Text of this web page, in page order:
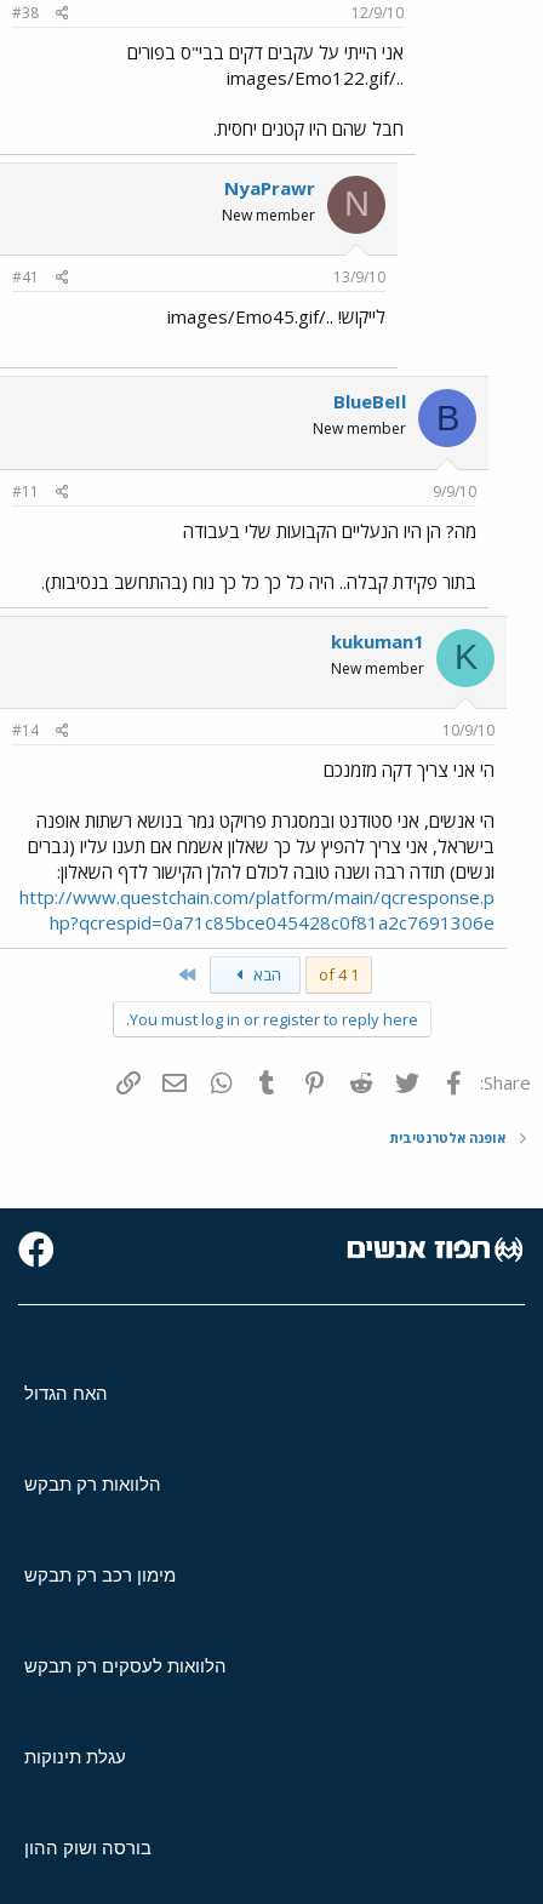
12/9/10
#38
אני הייתי על עקבים דקים בבי"ס בפורים
../images/Emo122.gif
חבל שהם היו קטנים יחסית.
N
NyaPrawr
New member
13/9/10
#41
לייקוש! ../images/Emo45.gif
B
BlueBeIl
New member
9/9/10
#11
מה? הן היו הנעליים הקבועות שלי בעבודה
בתור פקידת קבלה.. היה כל כך כל כך נוח (בהתחשב בנסיבות).
K
kukuman1
New member
10/9/10
#14
הי אני צריך דקה מזמנכם
הי אנשים, אני סטודנט ובמסגרת פרויקט גמר בנושא רשתות אופנה
בישראל, אני צריך להפיץ על כך שאלון אשמח אם תענו עליו (גברים
ונשים) תודה רבה ושנה טובה לכולם להלן הקישור לדף השאלון:
http://www.questchain.com/platform/main/qcresponse.p
hp?qcrespid=0a71c85bce045428c0f81a2c7691306e
1 of 4 הבא
You must log in or register to reply here.
Share: פייסבוק Twitter
Reddit
Pinterest
Tumblr
WhatsAppדואר אלקטרוני
אופנה אלטרנטיבית
האח הגדול
הלוואות רק תבקש
מימון רכב רק תבקש
הלוואות לעסקים רק תבקש
עגלת תינוקות
בורסה ושוק ההון